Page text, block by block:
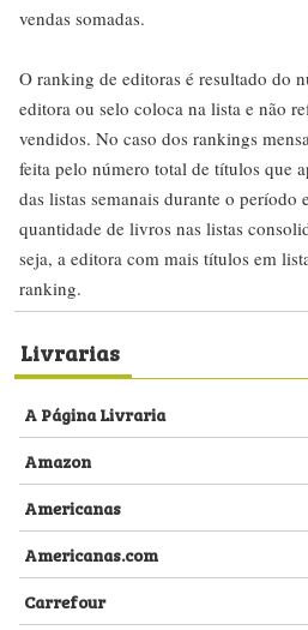
vendas somadas.
O ranking de editoras é resultado do
editora ou selo coloca na lista e não
vendidos. No caso dos rankings
feita pelo número total de títulos que
das listas semanais durante o período
quantidade de livros nas listas
seja, a editora com mais títulos em
ranking.
Livrarias
A Página Livraria
Amazon
Americanas
Americanas.com
Carrefour